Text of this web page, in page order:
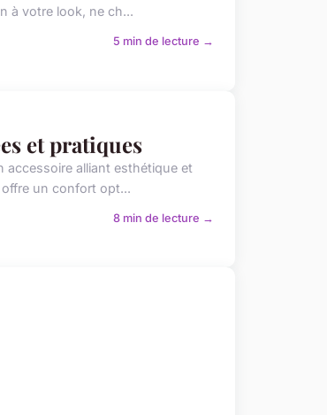
à votre look, ne ch...
5 min de lecture →
et pratiques
alliant esthétique et
un confort opt...
8 min de lecture →